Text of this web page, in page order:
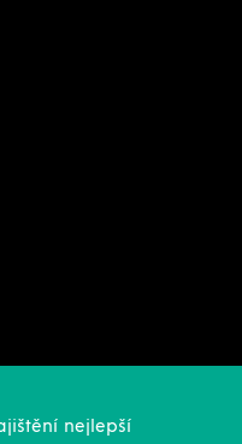
nejlepší